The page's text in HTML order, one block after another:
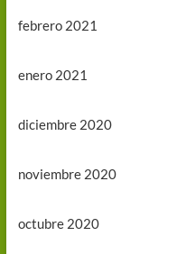
febrero 2021
enero 2021
diciembre 2020
noviembre 2020
octubre 2020